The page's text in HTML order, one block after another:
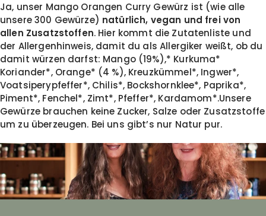
Ja, unser Mango Orangen Curry Gewürz ist (wie alle
unsere 300 Gewürze) natürlich, vegan und frei von
allen Zusatzstoffen. Hier kommt die Zutatenliste und
der Allergenhinweis, damit du als Allergiker weißt, ob du
damit würzen darfst: Mango (19%),* Kurkuma*
Koriander*, Orange* (4 %), Kreuzkümmel*, Ingwer*,
Voatsiperypfeffer*, Chilis*, Bockshornklee*, Paprika*,
Piment*, Fenchel*, Zimt*, Pfeffer*, Kardamom*.Unsere
Gewürze brauchen keine Zucker, Salze oder Zusatzstoffe
um zu überzeugen. Bei uns gibt’s nur Natur pur.